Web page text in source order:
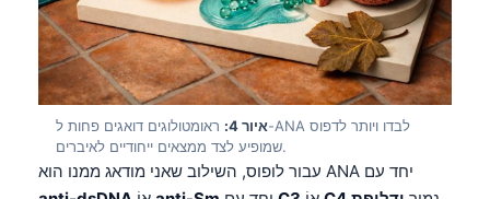
איור 4:
ראומטולוגים דואגים פחות ל-ANA לבדו ויותר לדפוס
שמופיע לצד ממצאים ייחודיים לאיברים.
עבור לופוס, השילוב שאני מודאג ממנו הוא ANA יחד עם